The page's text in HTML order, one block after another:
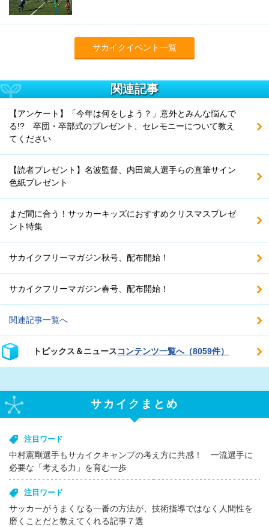
サカイクイベント一覧
関連記事
【アンケート】「今年は何をしよう？」意外とみんな悩んで
る!? 卒団・卒部式のプレゼント、セレモニーについて教え
てください
【読者プレゼント】名波監督、内田篤人選手らの直筆サイン
色紙プレゼント
まだ間に合う！サッカーキッズにおすすめクリスマスプレゼ
ント特集
サカイクフリーマガジン秋号、配布開始！
サカイクフリーマガジン春号、配布開始！
関連記事一覧へ
トピックス＆ニュースコンテンツ一覧へ（8059件）
サカイクまとめ
注目ワード
中村憲剛選手もサカイクキャンプの考え方に共感！ 一流選手に
必要な「考える力」を育む一歩
注目ワード
サッカーがうまくなる一番の方法が、技術指導ではなく人間性を
磨くことだと教えてくれる記事７選